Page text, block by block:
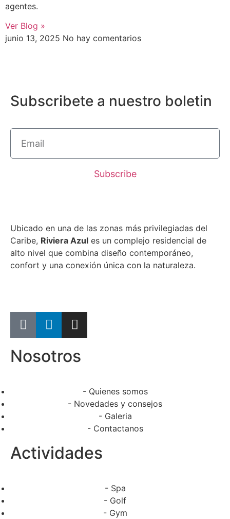
agentes.
Ver Blog »
junio 13, 2025 No hay comentarios
Subscribete a nuestro boletin
Subscribe
Ubicado en una de las zonas más privilegiadas del
Caribe, Riviera Azul es un complejo residencial de
alto nivel que combina diseño contemporáneo,
confort y una conexión única con la naturaleza.
Nosotros
- Quienes somos
- Novedades y consejos
- Galeria
- Contactanos
Actividades
- Spa
- Golf
- Gym